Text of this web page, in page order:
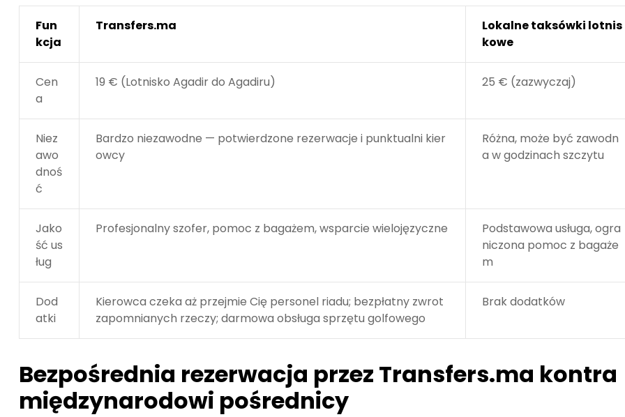
Fun
kcja
Transfers.ma
Lokalne taksówki lotnis
kowe
Cen
a
19 € (Lotnisko Agadir do Agadiru) 25 € (zazwyczaj)
Niez
awo
dnoś
ć
Bardzo niezawodne — potwierdzone rezerwacje i punktualni kier
owcy
Różna, może być zawodn
a w godzinach szczytu
Jako
ść us
ług
Profesjonalny szofer, pomoc z bagażem, wsparcie wielojęzyczne
Podstawowa usługa, ogra
niczona pomoc z bagaże
m
Dod
atki
Kierowca czeka aż przejmie Cię personel riadu; bezpłatny zwrot
zapomnianych rzeczy; darmowa obsługa sprzętu golfowego
Brak dodatków
Bezpośrednia rezerwacja przez Transfers.ma kontra
międzynarodowi pośrednicy